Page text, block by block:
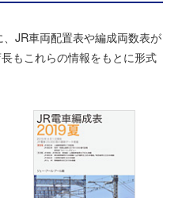
JR車両配置表や編成両数表が
もこれらの情報をもとに形式